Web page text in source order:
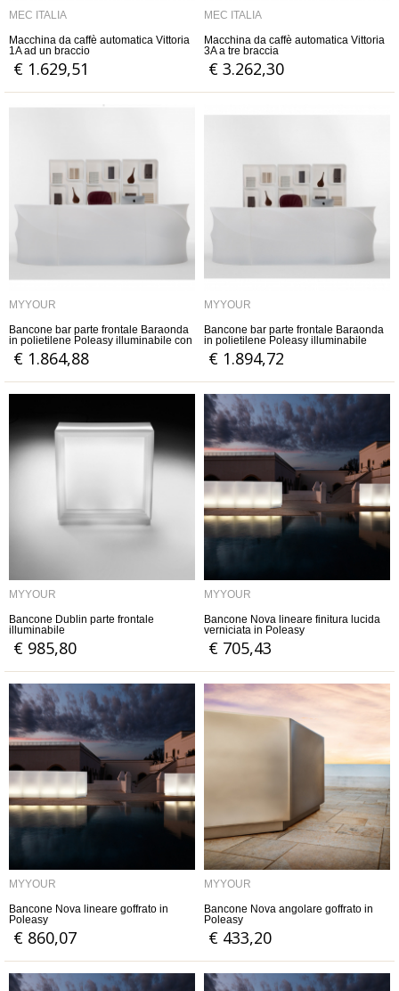
MEC ITALIA
Macchina da caffè automatica Vittoria
1A ad un braccio
€ 1.629,51
MEC ITALIA
Macchina da caffè automatica Vittoria
3A a tre braccia
€ 3.262,30
MYYOUR
Bancone bar parte frontale Baraonda
in polietilene Poleasy illuminabile con
luce led RGBW e straight top 30
€ 1.864,88
MYYOUR
Bancone bar parte frontale Baraonda
in polietilene Poleasy illuminabile
€ 1.894,72
MYYOUR
Bancone Dublin parte frontale
illuminabile
€ 985,80
MYYOUR
Bancone Nova lineare finitura lucida
verniciata in Poleasy
€ 705,43
MYYOUR
Bancone Nova lineare goffrato in
Poleasy
€ 860,07
MYYOUR
Bancone Nova angolare goffrato in
Poleasy
€ 433,20